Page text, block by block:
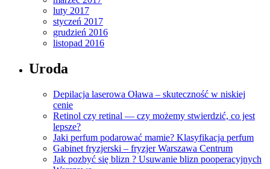
luty 2017
styczeń 2017
grudzień 2016
listopad 2016
Uroda
Depilacja laserowa Oława – skuteczność w niskiej
cenie
Retinol czy retinal — czy możemy stwierdzić, co jest
lepsze?
Jaki perfum podarować mamie? Klasyfikacja perfum
Gabinet fryzjerski – fryzjer Warszawa Centrum
Jak pozbyć się blizn ? Usuwanie blizn pooperacyjnych